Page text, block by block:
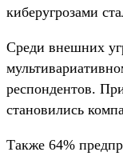
киберугрозами
Среди внешних
респондентов.
становились
Также 64%